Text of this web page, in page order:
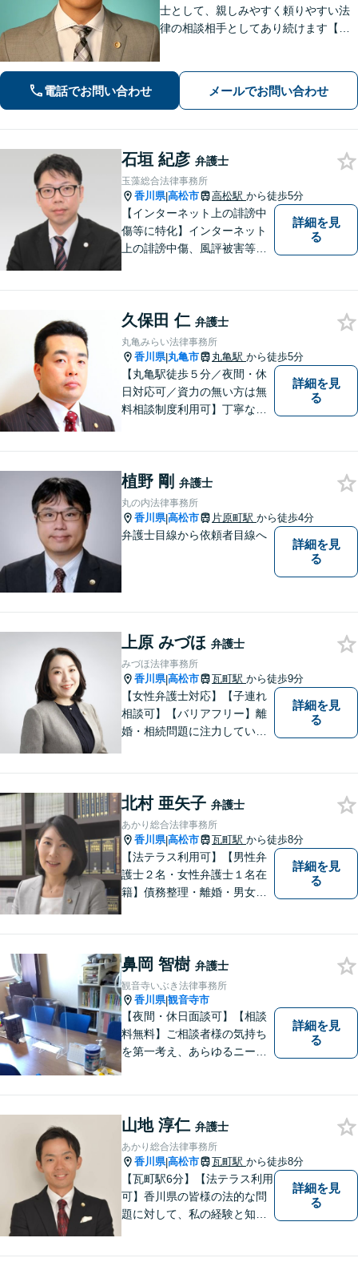
士として、親しみやすく頼りやすい法
律の相談相手としてあり続けます【相
【離婚問題】不貞慰謝料の請求する側
／された側、双方に対応【弁護士歴10
電話でお問い合わせ メールでお問い合わせ
石垣 紀彦 弁護士
玉藻総合法律事務所
香川県|高松市 高松駅 から徒歩5分
【インターネット上の誹謗中
傷等に特化】インターネット
上の誹謗中傷、風評被害等に
報開示等、最善の解決方法を
ご提案いたします。
詳細を見
る
久保田 仁 弁護士
丸亀みらい法律事務所
香川県|丸亀市 丸亀駅 から徒歩5分
【丸亀駅徒歩５分／夜間・休
日対応可／資力の無い方は無
料相談制度利用可】丁寧な対
詳細を見
る
植野 剛 弁護士
丸の内法律事務所
香川県|高松市 片原町駅 から徒歩4分
弁護士目線から依頼者目線へ
詳細を見
る
上原 みづほ 弁護士
みづほ法律事務所
香川県|高松市 瓦町駅 から徒歩9分
【女性弁護士対応】【子連れ
相談可】【バリアフリー】離
婚・相続問題に注力していま
詳細を見
る
北村 亜矢子 弁護士
あかり総合法律事務所
香川県|高松市 瓦町駅 から徒歩8分
【法テラス利用可】【男性弁
護士２名・女性弁護士１名在
籍】債務整理・離婚・男女問
明を心がけています。早期解
決のため、まずはお気軽にご
相談ください。
詳細を見
る
鼻岡 智樹 弁護士
観音寺いぶき法律事務所
香川県|観音寺市
【夜間・休日面談可】【相談
料無料】ご相談者様の気持ち
を第一考え、あらゆるニーズ
ていただきます。ご相談は無
料ですので、お気軽にご相談
ください。
詳細を見
る
山地 淳仁 弁護士
あかり総合法律事務所
香川県|高松市 瓦町駅 から徒歩8分
【瓦町駅6分】【法テラス利用
可】香川県の皆様の法的な問
題に対して、私の経験と知識
詳細を見
る